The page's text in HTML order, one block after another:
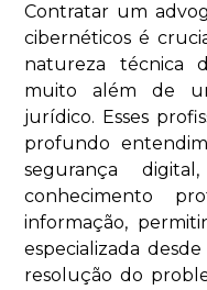
Contratar um
cibernéticos é
natureza técnica
muito além de
jurídico. Esses
profundo
segurança
conhecimento
informação,
especializada
resolução do